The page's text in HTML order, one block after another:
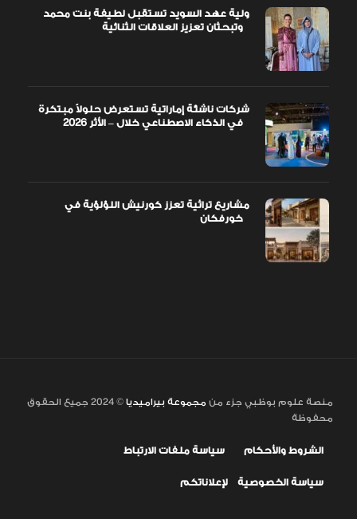
ولية عهد السويد تستقبل لطيفة بنت محمد
شركات ناشئة إماراتية تستعرض حلولاً مبتكرة
مشاريع تراثية تعزز كورنيش اللؤلؤية في
منصة علوم بوظبي جزء من مجموعة بيراميديا
© 2024 جميع الحقوق
محفوظة
الشروط والأحكام سياسة ملفات الارتباط
سياسة الخصوصية لإعلاناتكم